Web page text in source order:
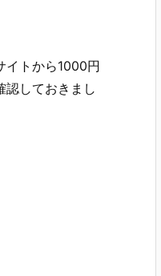
イトから1000円
認しておきまし